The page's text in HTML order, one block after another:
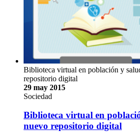
Biblioteca virtual en población y
repositorio digital
29 may 2015
Sociedad
Biblioteca virtual en
nuevo repositorio digital